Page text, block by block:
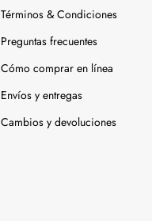
Términos & Condiciones
Preguntas frecuentes
Cómo comprar en línea
Envíos y entregas
Cambios y devoluciones